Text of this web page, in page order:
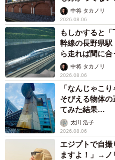
して」中将 タカノリ
2026.08.06
もしかすると
幹線の長野県
ら走れば間に
係が反響
中将 タカノリ
2026.08.06
「なんじゃこ
そびえる物体
てみた結果…
太田 浩子
2026.08.06
エジプトで自撮
ますよ！」→ノ